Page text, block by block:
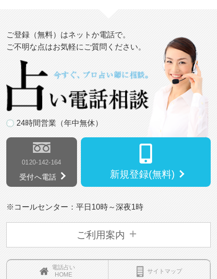
ご登録（無料）はネットか電話で。
ご不明な点はお気軽にご質問ください。
24時間営業（年中無休）
0120-142-164
受付へ電話 新規登録(無料)
※コールセンター：平日10時～深夜1時
ご利用案内
電話占い
HOME
サイトマップ